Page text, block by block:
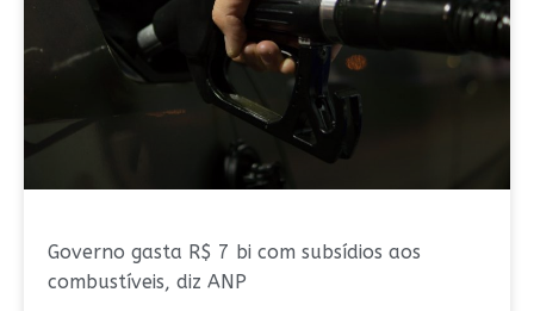
Governo gasta R$ 7 bi com subsídios aos
combustíveis, diz ANP